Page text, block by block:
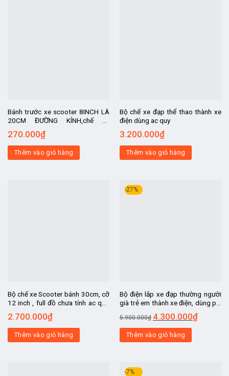
Bánh trước xe scooter 8INCH LÀ
20CM ĐƯỜNG KÍNH,chế xe
scooter, kit chế xe , chế xe điện,
xe điện chế
270.000₫
Thêm vào giỏ hàng
Bộ chế xe đạp thể thao thành xe
điện dùng ac quy
3.200.000₫
Thêm vào giỏ hàng
Bộ chế xe Scooter bánh 30cm, cỡ
12 inch , full đồ chưa tính ac quy,
chế xe lăn điện nguời khuyết tật,
chế xe ba bánh
2.700.000₫
Thêm vào giỏ hàng
-27%
Bộ điện lắp xe đạp thường người
già trẻ em thành xe điện, dùng pin
để sau baga , tốc độ 25-30km.h,
đi xa 40-45km 1 lần sạc
5.900.000₫ 4.300.000₫
Thêm vào giỏ hàng
-7%